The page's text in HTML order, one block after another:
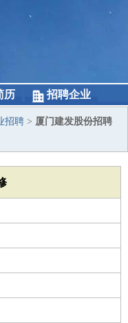
历 招聘企业
招聘 > 厦门建发股份招聘